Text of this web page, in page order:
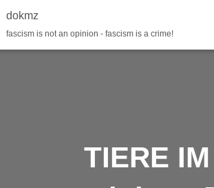
dokmz
fascism is not an opinion - fascism is a crime!
TIERE